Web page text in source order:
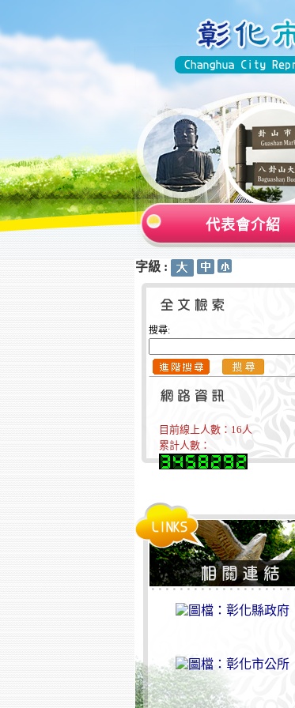
代表會介紹
字級 :
搜尋:
目前線上人數： 16人
累計人數：